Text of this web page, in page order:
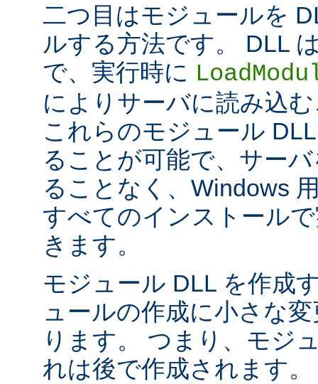
二つ目はモジュールを
ルする方法です。 DLL
で、実行時に
によりサーバに読み込
これらのモジュール
ることが可能で、サー
ることなく、Windows
すべてのインストール
きます。
モジュール DLL を作成
ュールの作成に小さな
ります。 つまり、モジ
れは後で作成されます